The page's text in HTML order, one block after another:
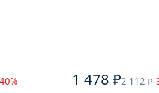
1 478 ₽2 112 ₽-